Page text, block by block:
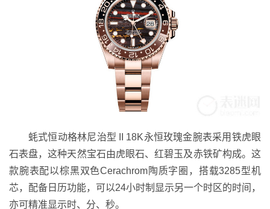
蚝式恒动格林尼治型 II 18K永恒玫瑰金腕表采用铁虎眼
石表盘，这种天然宝石由虎眼石、红碧玉及赤铁矿构成。这
款腕表配以棕黑双色Cerachrom陶质字圈，搭载3285型机
芯，配备日历功能，可以24小时制显示另一个时区的时间，
亦可精准显示时、分、秒。